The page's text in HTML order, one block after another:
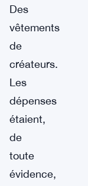
Des
vêtements
de
créateurs.
Les
dépenses
étaient,
de
toute
évidence,